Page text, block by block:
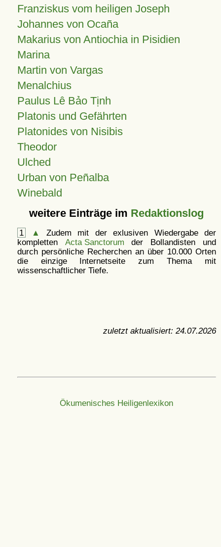
Franziskus vom heiligen Joseph
Johannes von Ocaña
Makarius von Antiochia in Pisidien
Marina
Martin von Vargas
Menalchius
Paulus Lê Bảo Tịnh
Platonis und Gefährten
Platonides von Nisibis
Theodor
Ulched
Urban von Peñalba
Winebald
weitere Einträge im Redaktionslog
1 ▲
Zudem mit der exlusiven Wiedergabe der
kompletten Acta Sanctorum der Bollandisten und
durch persönliche Recherchen an über 10.000 Orten
die einzige Internetseite zum Thema mit
wissenschaftlicher Tiefe.
zuletzt aktualisiert: 24.07.2026
Ökumenisches Heiligenlexikon